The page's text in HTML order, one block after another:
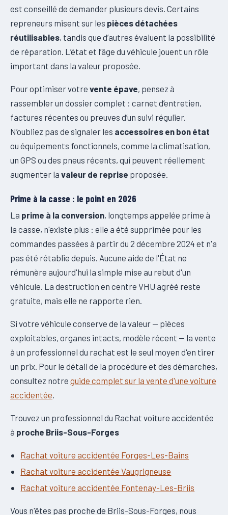
est conseillé de demander plusieurs devis. Certains
repreneurs misent sur les pièces détachées
réutilisables, tandis que d’autres évaluent la possibilité
de réparation. L’état et l’âge du véhicule jouent un rôle
important dans la valeur proposée.
Pour optimiser votre vente épave, pensez à
rassembler un dossier complet : carnet d’entretien,
factures récentes ou preuves d’un suivi régulier.
N’oubliez pas de signaler les accessoires en bon état
ou équipements fonctionnels, comme la climatisation,
un GPS ou des pneus récents, qui peuvent réellement
augmenter la valeur de reprise proposée.
Prime à la casse : le point en 2026
La prime à la conversion, longtemps appelée prime à
la casse, n'existe plus : elle a été supprimée pour les
commandes passées à partir du 2 décembre 2024 et n'a
pas été rétablie depuis. Aucune aide de l'État ne
rémunère aujourd'hui la simple mise au rebut d'un
véhicule. La destruction en centre VHU agréé reste
gratuite, mais elle ne rapporte rien.
Si votre véhicule conserve de la valeur — pièces
exploitables, organes intacts, modèle récent — la vente
à un professionnel du rachat est le seul moyen d'en tirer
un prix. Pour le détail de la procédure et des démarches,
consultez notre guide complet sur la vente d'une voiture
accidentée.
Trouvez un professionnel du Rachat voiture accidentée
à proche Briis-Sous-Forges
Rachat voiture accidentée Forges-Les-Bains
Rachat voiture accidentée Vaugrigneuse
Rachat voiture accidentée Fontenay-Les-Briis
Vous n'êtes pas proche de Briis-Sous-Forges, nous